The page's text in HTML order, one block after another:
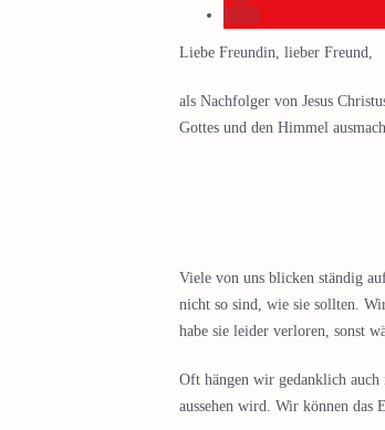
Liebe Freundin, lieber Freund,
als Nachfolger von Jesus
Gottes und den Himmel
Viele von uns blicken ständig
nicht so sind, wie sie sollten.
habe sie leider verloren, sonst
Oft hängen wir gedanklich auch
aussehen wird. Wir können das